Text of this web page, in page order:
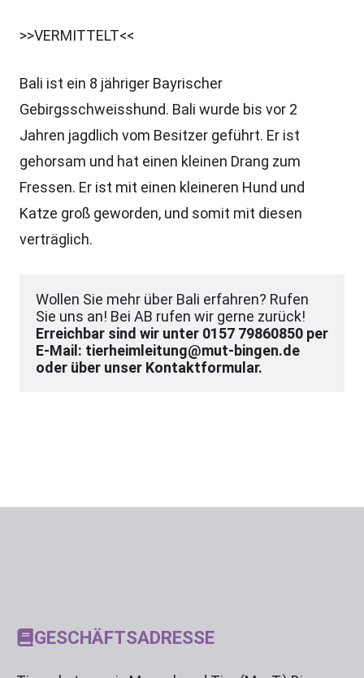
>>VERMITTELT<<
Bali ist ein 8 jähriger Bayrischer
Gebirgsschweisshund. Bali wurde bis vor 2
Jahren jagdlich vom Besitzer geführt. Er ist
gehorsam und hat einen kleinen Drang zum
Fressen. Er ist mit einen kleineren Hund und
Katze groß geworden, und somit mit diesen
verträglich.
Wollen Sie mehr über Bali erfahren? Rufen
Erreichbar sind wir unter 0157 79860850 per
E-Mail: tierheimleitung@mut-bingen.de
oder über unser Kontaktformular.
GESCHÄFTSADRESSE